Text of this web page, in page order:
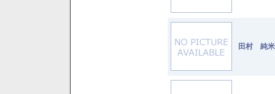
田村 純